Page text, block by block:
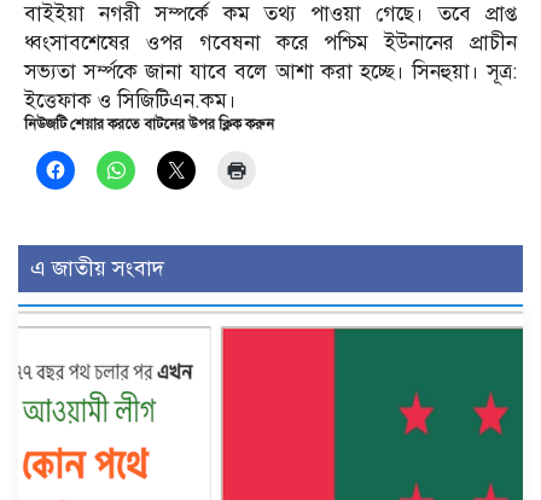
বাইইয়া নগরী সম্পর্কে কম তথ্য পাওয়া গেছে। তবে প্রাপ্ত
ধ্বংসাবশেষের ওপর গবেষনা করে পশ্চিম ইউনানের প্রাচীন
সভ্যতা সর্ম্পকে জানা যাবে বলে আশা করা হচ্ছে। সিনহুয়া। সূত্র:
ইত্তেফাক ও সিজিটিএন.কম।
নিউজটি শেয়ার করতে বাটনের উপর ক্লিক করুন
এ জাতীয় সংবাদ